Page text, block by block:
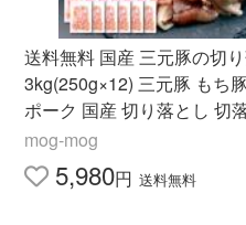
送料無料 国産 三元豚の切
3kg(250g×12) 三元豚 もち豚 豚肉
ポーク 国産 切り落とし 切
容量 小分け しゃぶしゃぶ 小
こま切れ 爆買
mog-mog
5,980円 送料無料